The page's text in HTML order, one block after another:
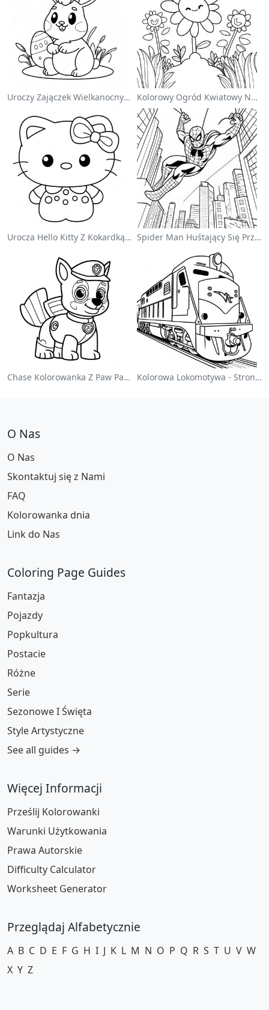
Uroczy Zajączek Wielkanocny Na Kolorowance Kolorowy Ogród Kwiatowy Na Kolorowance
Urocza Hello Kitty Z Kokardką - Kolorowanka Spider Man Huśtający Się Przez Miasto - Kolorowanka
Chase Kolorowanka Z Paw Patrol Kolorowa Lokomotywa - Strona Do Kolorowania
O Nas
O Nas
Skontaktuj się z Nami
FAQ
Kolorowanka dnia
Link do Nas
Coloring Page Guides
Fantazja
Pojazdy
Popkultura
Postacie
Różne
Serie
Sezonowe I Święta
Style Artystyczne
See all guides →
Więcej Informacji
Prześlij Kolorowanki
Warunki Użytkowania
Prawa Autorskie
Difficulty Calculator
Worksheet Generator
Przeglądaj Alfabetycznie
A B C D E F G H I J K L M N O P Q R S T U V W
X Y Z